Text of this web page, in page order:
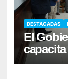
DESTACADAS
El